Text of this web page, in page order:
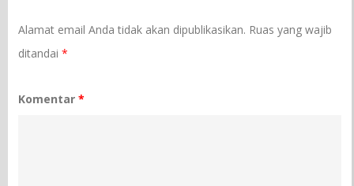
Alamat email Anda tidak akan dipublikasikan. Ruas yang wajib
ditandai*
Komentar*